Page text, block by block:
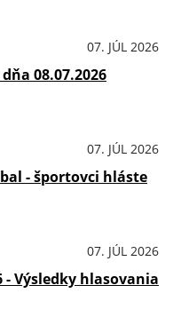
07. JÚL 2026
08.07.2026
07. JÚL 2026
- športovci hláste
07. JÚL 2026
- Výsledky hlasovania